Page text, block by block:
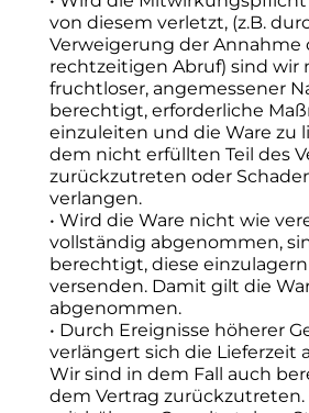
von diesem verletzt, (z.B.
Verweigerung der Annahme
rechtzeitigen Abruf) sind wir
fruchtloser, angemessener
berechtigt, erforderliche
einzuleiten und die Ware zu
dem nicht erfüllten Teil des
zurückzutreten oder
verlangen.
• Wird die Ware nicht wie
vollständig abgenommen,
berechtigt, diese
versenden. Damit gilt die
abgenommen.
• Durch Ereignisse höherer
verlängert sich die Lieferzeit
Wir sind in dem Fall auch
dem Vertrag zurückzutreten.